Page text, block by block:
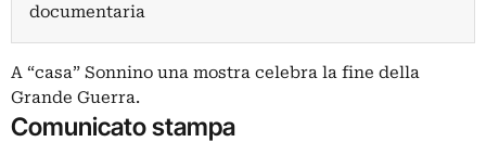
documentaria
A “casa” Sonnino una mostra celebra la fine della
Grande Guerra.
Comunicato stampa